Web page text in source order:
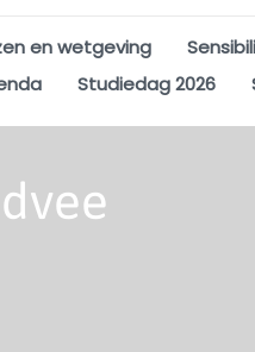
en wetgeving
Studiedag 2026